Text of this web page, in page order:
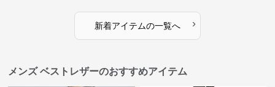
新着アイテムの一覧へ ›
メンズ ベストレザーのおすすめアイテム